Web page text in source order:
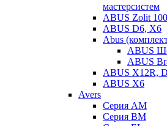
мастерсистем
ABUS Zolit
ABUS D6, X6
Abus
ABUS
ABUS
ABUS X12R,
ABUS X6
Avers
Серия AM
Серия BM